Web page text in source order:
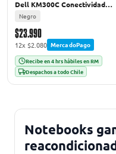
Dell KM300C Conectividad
USB Cable 1.8 mts Negro
Negro
$23.990
12x $2.080 MercadoPago
Recibe en 4 hrs hábiles en RM
Despachos a todo Chile
Notebooks